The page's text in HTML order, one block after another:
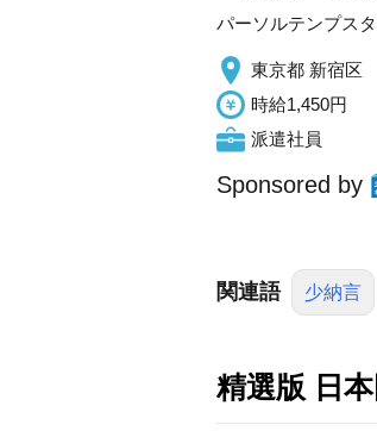
パーソルテンプス
東京都 新宿区
時給1,450円
派遣社員
Sponsored by
関連語 少納言
精選版 日